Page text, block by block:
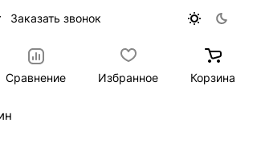
Заказать звонок
Сравнение Избранное Корзина